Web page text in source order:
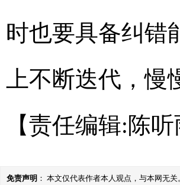
时也要具备纠错
上不断迭代，慢
【责任编辑:陈听
免责声明 ： 本文仅代表作者本人观点，与本网无